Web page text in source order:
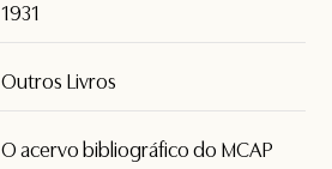
1931
Outros Livros
O acervo bibliográfico do MCAP